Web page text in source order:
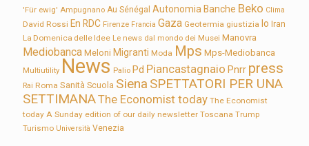
'Für ewig' Ampugnano Au Sénégal Autonomia Banche Beko Clima
David Rossi En RDC Firenze Francia Gaza Geotermia giustizia Io Iran
La Domenica delle Idee Le news dal mondo dei Musei Manovra
Mediobanca Meloni Migranti Moda Mps Mps-Mediobanca
Multiutility News Palio Pd Piancastagnaio Pnrr press
Rai Roma Sanità Scuola Siena SPETTATORI PER UNA
SETTIMANAThe Economist today The Economist
today A Sunday edition of our daily newsletter Toscana Trump
Turismo Università Venezia